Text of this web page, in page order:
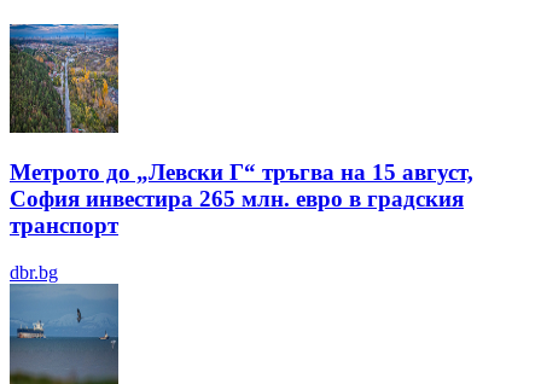
Метрото до „Левски Г“ тръгва на 15 август,
София инвестира 265 млн. евро в градския
транспорт
dbr.bg